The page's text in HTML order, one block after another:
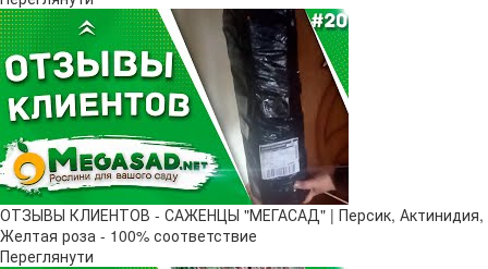
ОТЗЫВЫ КЛИЕНТОВ - САЖЕНЦЫ "МЕГАСАД" | Персик, Актинидия,
Желтая роза - 100% соответствие
Переглянути